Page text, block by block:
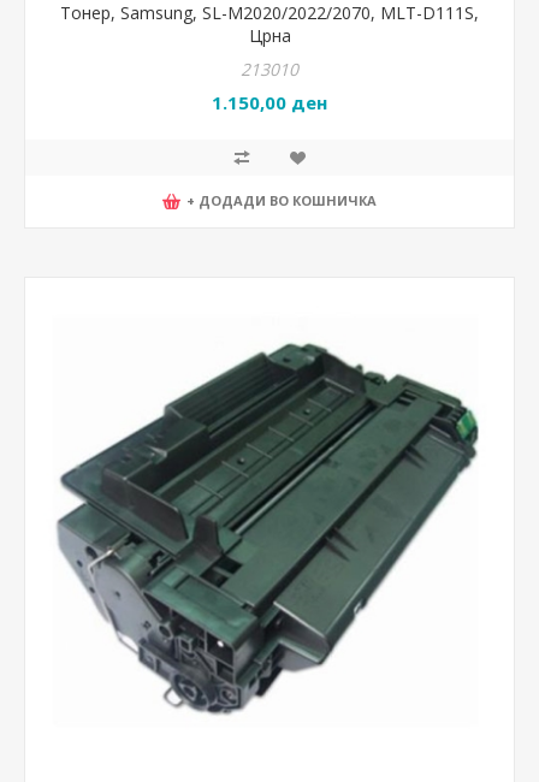
Тонер, Samsung, SL-M2020/2022/2070, MLT-D111S,
Црна
213010
1.150,00 ден
+ ДОДАДИ ВО КОШНИЧКА